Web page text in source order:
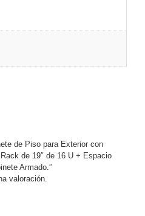
de Piso para Exterior con
de 19″ de 16 U + Espacio
Armado.”
valoración.